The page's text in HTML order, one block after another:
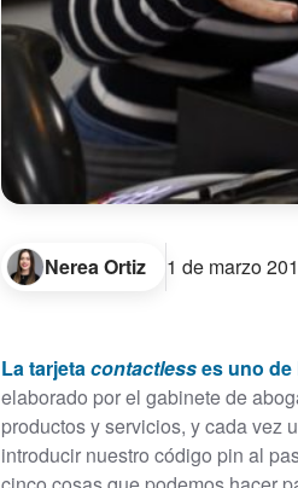
Nerea Ortiz 1 de marzo
La tarjeta contactlesses uno
elaborado por el gabinete de
productos y servicios, y cada vez
introducir nuestro código pin al